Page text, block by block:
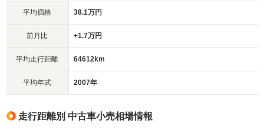
平均価格 38.1万円
前月比 +1.7万円
平均走行距離 64612km
平均年式 2007年
走行距離別 中古車小売相場情報